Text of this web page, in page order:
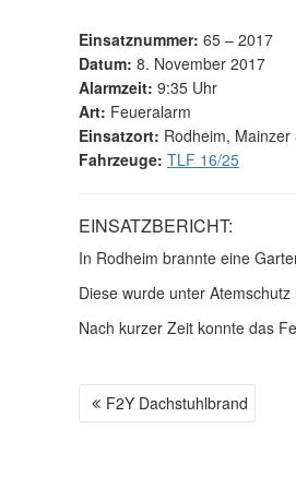
Einsatznummer: 65 – 2017
Datum: 8. November 2017
Alarmzeit: 9:35 Uhr
Art: Feueralarm
Einsatzort: Rodheim,
Fahrzeuge: TLF 16/25
EINSATZBERICHT:
In Rodheim brannte eine
Diese wurde unter
Nach kurzer Zeit konnte das
B F2Y Dachstuhlbrand